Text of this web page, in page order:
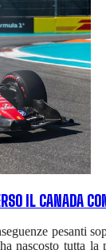
IL CANADA
pesanti
nascosto tutta la